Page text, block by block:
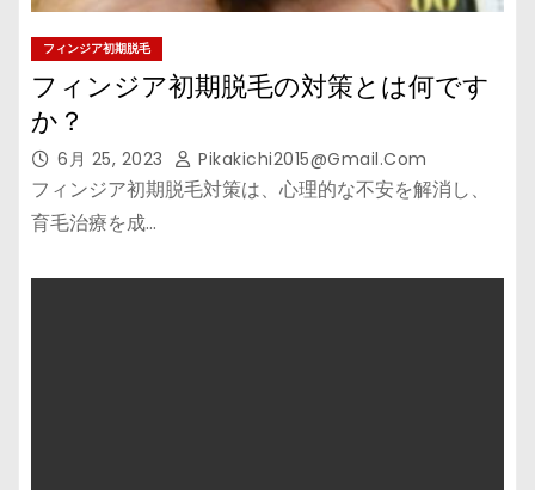
フィンジア初期脱毛
フィンジア初期脱毛の対策とは何です
か？
6月 25, 2023 Pikakichi2015@gmail.com
フィンジア初期脱毛対策は、心理的な不安を解消し、
育毛治療を成…